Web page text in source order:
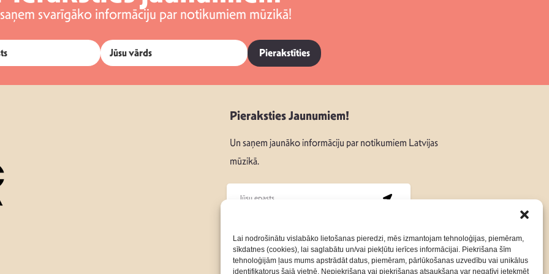
Lai nodrošinātu vislabāko lietošanas pieredzi, mēs izmantojam tehnoloģijas, piemēram,
sīkdatnes (cookies), lai saglabātu un/vai piekļūtu ierīces informācijai. Piekrišana šīm
tehnoloģijām ļaus mums apstrādāt datus, piemēram, pārlūkošanas uzvedību vai unikālus
identifikatorus šajā vietnē. Nepiekrišana vai piekrišanas atsaukšana var negatīvi ietekmēt
svarīgāko informāciju par notikumiem mūzikā!
Pierakstīties
Pieraksties Jaunumiem!
Un saņem jaunāko informāciju par notikumiem Latvijas
mūzikā.
Seko mums:
Par Mums Kontakti Privātuma Politika